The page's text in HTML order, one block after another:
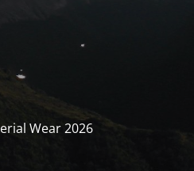
Wear 2026